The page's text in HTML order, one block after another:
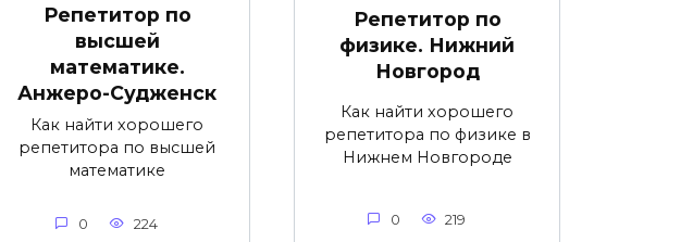
Репетитор по
высшей
математике.
Анжеро-Судженск
Как найти хорошего
репетитора по высшей
математике
0 224
Репетитор по
физике. Нижний
Новгород
Как найти хорошего
репетитора по физике в
Нижнем Новгороде
0 219